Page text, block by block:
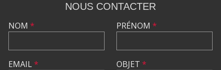
NOUS CONTACTER
NOM *
EMAIL*
PRÉNOM *
OBJET *